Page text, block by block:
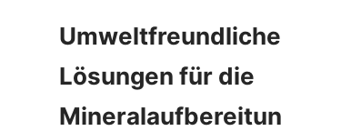
Umweltfreundliche
Lösungen für die
Mineralaufbereitun